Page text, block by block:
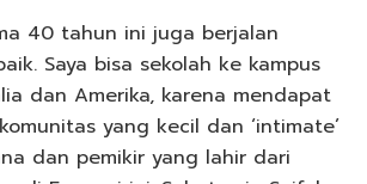
40 tahun ini juga berjalan
Saya bisa sekolah ke kampus
dan Amerika, karena mendapat
yang kecil dan ‘intimate’
dan pemikir yang lahir dari